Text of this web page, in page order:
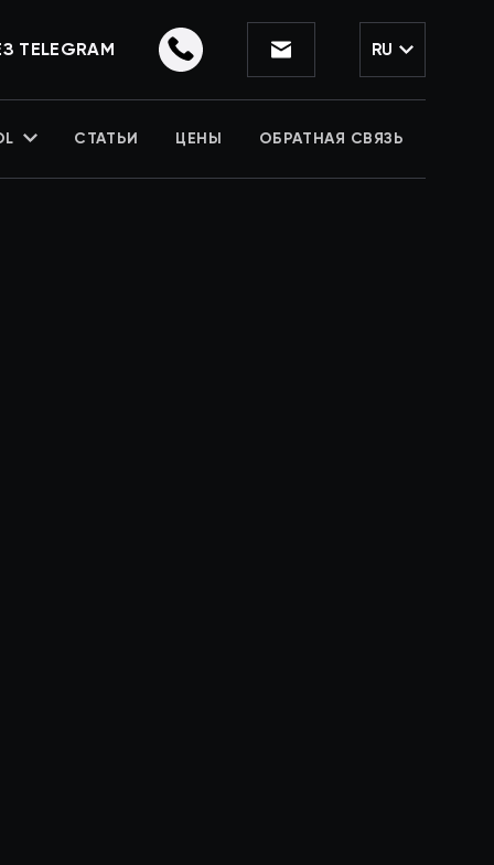
TELEGRAM RU
СТАТЬИ ЦЕНЫ ОБРАТНАЯ СВЯЗЬ